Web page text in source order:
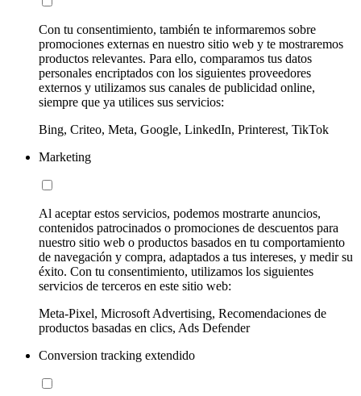
Con tu consentimiento, también te informaremos sobre
promociones externas en nuestro sitio web y te mostraremos
productos relevantes. Para ello, comparamos tus datos
personales encriptados con los siguientes proveedores
externos y utilizamos sus canales de publicidad online,
siempre que ya utilices sus servicios:
Bing, Criteo, Meta, Google, LinkedIn, Printerest, TikTok
Marketing
Al aceptar estos servicios, podemos mostrarte anuncios,
contenidos patrocinados o promociones de descuentos para
nuestro sitio web o productos basados en tu comportamiento
de navegación y compra, adaptados a tus intereses, y medir su
éxito. Con tu consentimiento, utilizamos los siguientes
servicios de terceros en este sitio web:
Meta-Pixel, Microsoft Advertising, Recomendaciones de
productos basadas en clics, Ads Defender
Conversion tracking extendido